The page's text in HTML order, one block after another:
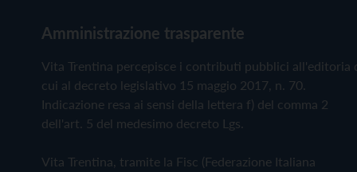
Amministrazione trasparente
Vita Trentina percepisce i contributi pubblici all'editoria
cui al decreto legislativo 15 maggio 2017, n. 70.
Indicazione resa ai sensi della lettera f) del comma 2
dell'art. 5 del medesimo decreto Lgs.
Vita Trentina, tramite la Fisc (Federazione Italiana